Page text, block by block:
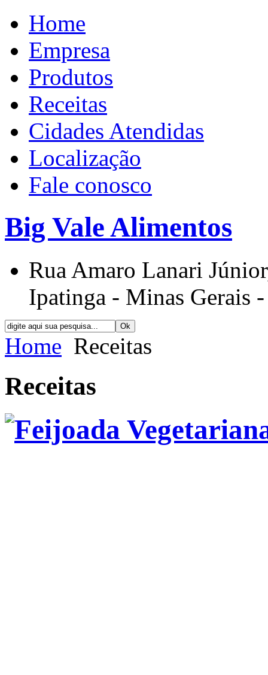
Home
Empresa
Produtos
Receitas
Cidades Atendidas
Localização
Fale conosco
Big Vale Alimentos
Rua Amaro Lanari
Ipatinga - Minas Gerais
Home Receitas
Receitas
Feijoada